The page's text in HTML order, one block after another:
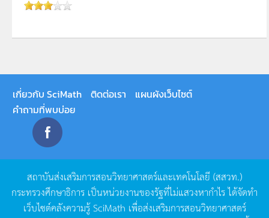
เกี่ยวกับ SciMath ติดต่อเรา
แผนผังเว็บไซต์
คำถามที่พบบ่อย
สถาบันส่งเสริมการสอนวิทยาศาสตร์และเทคโนโลยี (สสวท.)
กระทรวงศึกษาธิการ เป็นหน่วยงานของรัฐที่ไม่แสวงหากำไรได้จัดทำ
เว็บไซต์คลังความรู้SciMath เพื่อส่งเสริมการสอนวิทยาศาสตร์